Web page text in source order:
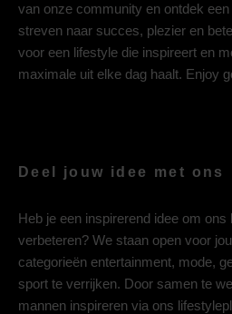
van onze community en ontdek
streven naar succes, plezier en
voor een lifestyle die inspireert en
maximale uit elke dag haalt. Enjoy
Deel jouw idee met ons
Heb je een inspirerend idee om
verbeteren? We staan open voor
categorieën entertainment, mode,
sport te verrijken. Door samen te
mannen inspireren via ons